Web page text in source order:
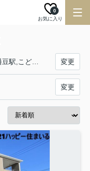
お気に入り
0
変更
変更